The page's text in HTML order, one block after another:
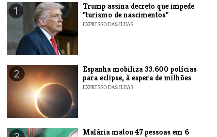
1
Trump assina decreto que impede
"turismo de nascimentos"
EXPRESSO DAS ILHAS
2
Espanha mobiliza 33.600 polícias
para eclipse, à espera de milhões
EXPRESSO DAS ILHAS
​Malária matou 47 pessoas em 6